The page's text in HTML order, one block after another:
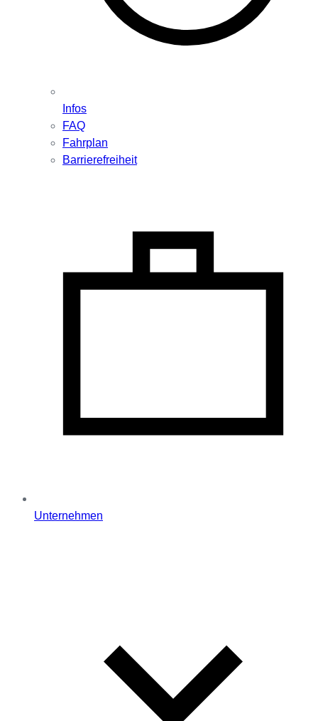
Infos
FAQ
Fahrplan
Barrierefreiheit
Unternehmen